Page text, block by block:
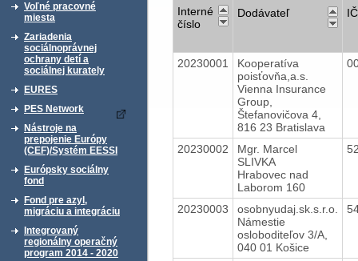
Voľné pracovné
miesta
Zariadenia
sociálnoprávnej
ochrany detí a
sociálnej kurately
EURES
PES Network
Nástroje na
prepojenie Európy
(CEF)/Systém EESSI
Európsky sociálny
fond
Fond pre azyl,
migráciu a integráciu
Integrovaný
regionálny operačný
program 2014 - 2020
Interné
číslo
Dodávateľ
20230001
Kooperatíva
poisťovňa,a.s.
Vienna Insurance
Group,
Štefanovičova 4,
816 23 Bratislava
20230002
Mgr. Marcel
SLIVKA
Hrabovec nad
Laborom 160
20230003
osobnyudaj.sk.s.r.o.
Námestie
osloboditeľov 3/A,
040 01 Košice